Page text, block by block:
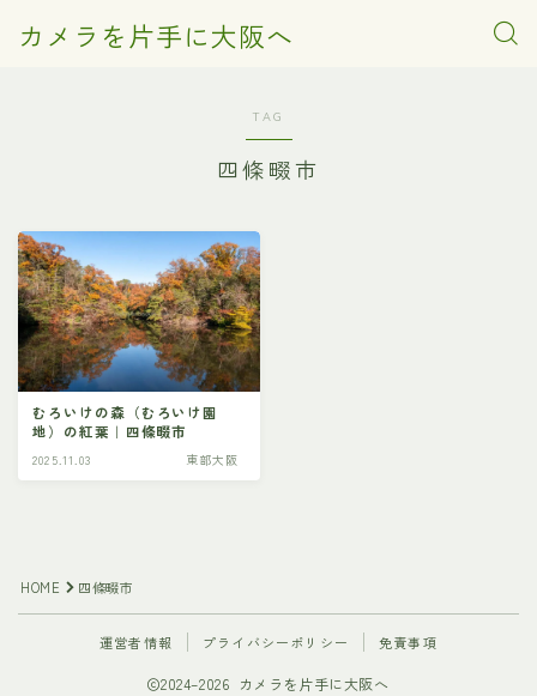
カメラを片手に大阪へ
TAG
四條畷市
むろいけの森（むろいけ園
地）の紅葉｜四條畷市
2025.11.03 東部大阪
HOME 四條畷市
運営者情報 プライバシーポリシー 免責事項
2024–2026 カメラを片手に大阪へ